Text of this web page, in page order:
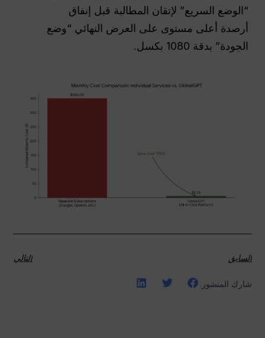
“الوضع السريع” لإتقان المطالبة قبل إنفاق
أرصدة أعلى مستوى على العرض النهائي “وضع
الجودة” بدقة 1080 بكسل.
السابق التالي
شارك المنشور: